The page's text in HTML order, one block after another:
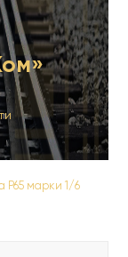
Р65 марки 1/6